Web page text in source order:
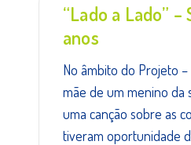
“Lado a Lado” –
anos
No âmbito do Projeto –
mãe de um menino da
uma canção sobre as
tiveram oportunidade